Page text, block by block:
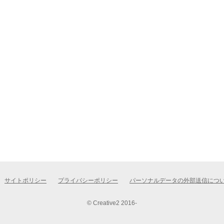
サイトポリシー プライバシーポリシー パーソナルデータの外部送信につ
© Creative2 2016-